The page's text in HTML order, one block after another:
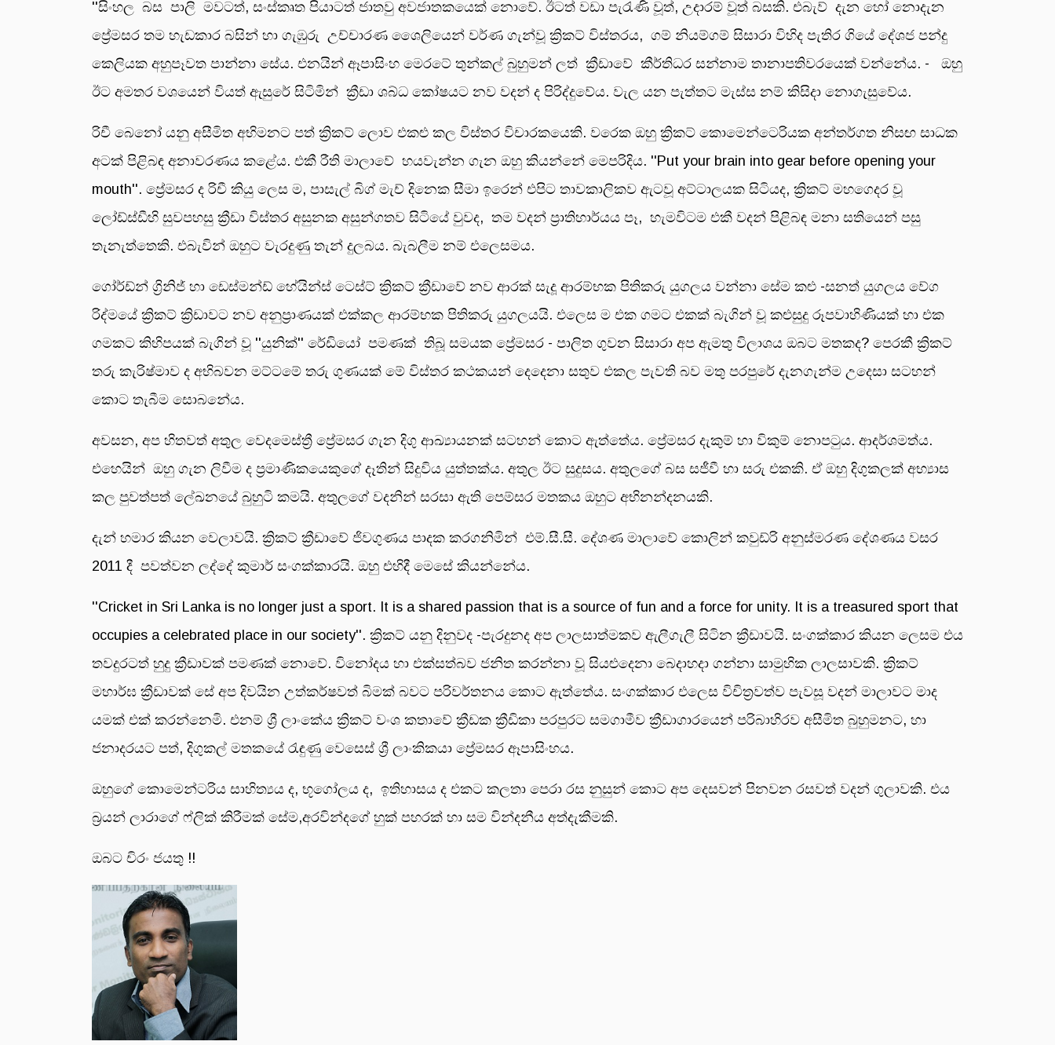
''සිංහල බස පාලි මවටත්, සංස්කෘත පියාටත් ජාතවු අවජාතකයෙක් නොවේ. ඊටත් වඩා පැරැණි වූත්, උදාරම් වූත් බසකි. එබැව් දැන හෝ නොදැන
ප්‍රේමසර තම හැඩකාර බසින් හා ගැඹුරු උච්චාරණ ශෛලියෙන් වර්ණ ගැන්වූ ක්‍රිකට් විස්තරය, ගම් නියම්ගම් සිසාරා විහිද පැතිර ගියේ දේශජ පන්දු
කෙලියක අහුපෑවත පාන්නා සේය. එනයින් ඈපාසිංහ මෙරටේ තුන්කල් බුහුමන් ලත් ක්‍රීඩාවේ කීර්තිධර සන්නාම තානාපතිවරයෙක් වන්නේය. - ඔහු
ඊට අමතර වශයෙන් වියත් ඇසුරේ සිටිමින් ක්‍රීඩා ශබ්ධ කෝෂයට නව වදන් ද පිරිද්දුවේය. වැල යන පැත්තට මැස්ස නම් කිසිදා නොගැසුවේය.
රිචී බෙනෝ යනු අසීමිත අභිමනට පත් ක්‍රිකට් ලොව එකළු කල විස්තර විචාරකයෙකි. වරෙක ඔහු ක්‍රිකට් කොමෙන්ටෙරියක අන්තර්ගත නිසඟ සාධක
අටක් පිළිබඳ අනාවරණය කළේය. එකී රීති මාලාවේ හයවැන්න ගැන ඔහු කියන්නේ මෙපරිදිය. ''Put your brain into gear before opening your
mouth''. ප්‍රේමසර ද රිචී කියු ලෙස ම, පාසැල් බිග් මැච් දිනෙක සීමා ඉරෙන් එපිට තාවකාලිකව ඇටවූ අට්ටාලයක සිටියද, ක්‍රිකට් මහගෙදර වූ
ලෝඩ්ස්ඩීහි සුවපහසු ක්‍රීඩා විස්තර අසුනක අසුන්ගතව සිටියේ වුවද, තම වදන් ප්‍රාතිහාර්යය පෑ, හැමවිටම එකී වදන් පිළිබඳ මනා සතියෙන් පසු
තැනැත්තෙකි. එබැවින් ඔහුට වැරදුණු තැන් දුලබය. බැබලීම නම් එලෙසමය.
ගෝර්ඩ්න් ග්‍රිනිජ් හා ඩෙස්මන්ඩ් හේයින්ස් ටෙස්ට් ක්‍රිකට් ක්‍රීඩාවේ නව ආරක් සැදූ ආරම්භක පිතිකරු යුගලය වන්නා සේම කළු -සනත් යුගලය වේග
රිද්මයේ ක්‍රිකට් ක්‍රිඩාවට නව අනුප්‍රාණයක් එක්කල ආරම්භක පිතිකරු යුගලයයි. එලෙස ම එක ගමට එකක් බැගින් වූ කළුසුදු රූපවාහිණියක් හා එක
ගමකට කිහිපයක් බැගින් වූ ''යුනික්'' රේඩියෝ පමණක් තිබූ සමයක ප්‍රේමසර - පාලිත ගුවන සිසාරා අප ඇමතු විලාශය ඔබට මතකද? පෙරකී ක්‍රිකට්
තරු කැරිෂ්මාව ද අභිබවන මට්ටමේ තරු ගුණයක් මේ විස්තර කථකයන් දෙදෙනා සතුව එකල පැවති බව මතු පරපුරේ දැනගැන්ම උදෙසා සටහන්
කොට තැබීම සොබනේය.
අවසන, අප හිතවත් අතුල වෙදමෙස්ත්‍රී ප්‍රේමසර ගැන දිගු ආඛ්‍යායනක් සටහන් කොට ඇත්තේය. ප්‍රේමසර දැකුම් හා විකුම් නොපටුය. ආදර්ශමත්ය.
එහෙයින් ඔහු ගැන ලිවීම ද ප්‍රමාණිකයෙකුගේ දෑතින් සිදුවිය යුත්තක්ය. අතුල ඊට සුදුසය. අතුලගේ බස සජීවී හා සරු එකකි. ඒ ඔහු දිගුකලක් අභ්‍යාස
කල පුවත්පත් ලේඛනයේ බුහුටි කමයි. අතුලගේ වදනින් සරසා ඇති පෙම්සර මතකය ඔහුට අභිනන්දනයකි.
දැන් හමාර කියන වෙලාවයි. ක්‍රිකට් ක්‍රීඩාවේ ජිවගුණය පාදක කරගනිමින් එම්.සී.සී. දේශණ මාලාවේ කොලින් කවුඩ්රි අනුස්මරණ දේශණය වසර
2011 දී පවත්වන ලද්දේ කුමාර් සංගක්කාරයි. ඔහු එහිදී මෙසේ කියන්නේය.
''Cricket in Sri Lanka is no longer just a sport. It is a shared passion that is a source of fun and a force for unity. It is a treasured sport that
occupies a celebrated place in our society''. ක්‍රිකට් යනු දිනුවද -පැරදුනද අප ලාලසාත්මකව ඇලීගැලී සිටින ක්‍රීඩාවයි. සංගක්කාර කියන ලෙසම එය
තවදුරටත් හුදු ක්‍රීඩාවක් පමණක් නොවේ. විනෝදය හා එක්සත්බව ජනිත කරන්නා වූ සියළුදෙනා බෙදාහදා ගන්නා සාමුහික ලාලසාවකි. ක්‍රිකට්
මහාර්ඝ ක්‍රීඩාවක් සේ අප දිවයින උත්කර්ෂවත් බිමක් බවට පරිවර්තනය කොට ඇත්තේය. සංගක්කාර එලෙස විචිත්‍රවත්ව පැවසූ වදන් මාලාවට මාද
යමක් එක් කරන්නෙමි. එනම් ශ්‍රී ලාංකේය ක්‍රිකට් වංශ කතාවේ ක්‍රීඩක ක්‍රීඩිකා පරපුරට සමගාමීව ක්‍රීඩාගාරයෙන් පරිබාහිරව අසීමිත බුහුමනට, හා
ජනාදරයට පත්, දිගුකල් මතකයේ රැඳුණු වෙසෙස් ශ්‍රී ලාංකිකයා ප්‍රේමසර ඈපාසිංහය.
ඔහුගේ කොමෙන්ටරිය සාහිත්‍යය ද, භූගෝලය ද, ඉතිහාසය ද එකට කලතා පෙරා රස නුසුන් කොට අප දෙසවන් පිනවන රසවත් වදන් ගුලාවකි. එය
බ්‍රයන් ලාරාගේ ෆ්ලික් කිරීමක් සේම,අරවින්දගේ හුක් පහරක් හා සම වින්දනීය අත්දැකීමකි.
ඔබට චිරං ජයතු !!